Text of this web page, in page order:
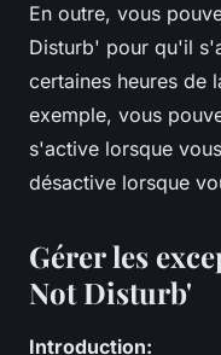
En outre, vous
Disturb' pour qu'il
certaines heures de
exemple, vous
s'active lorsque
désactive lorsque
Gérer les
Not Disturb'
Introduction: